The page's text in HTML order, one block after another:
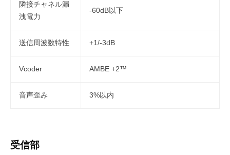
隣接チャネル漏
洩電力
-60dB以下
送信周波数特性 +1/-3dB
Vcoder AMBE +2™
音声歪み 3%以内
受信部